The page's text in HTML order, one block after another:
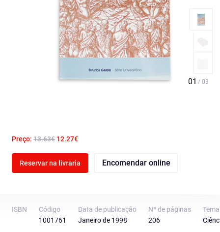
Preço: 13.63€ 12.27€
Reservar na livraria Encomendar online
ISBN
Código
1001761
Data de publicação
Janeiro de 1998
Nº de páginas
206
Tema